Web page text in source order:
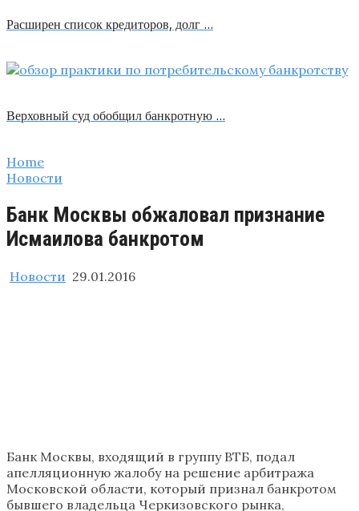
Расширен список кредиторов, долг …
Верховный суд обобщил банкротную …
Home
Новости
Банк Москвы обжаловал признание
Исмаилова банкротом
Новости 29.01.2016
Банк Москвы, входящий в группу ВТБ, подал
апелляционную жалобу на решение арбитража
Московской области, который признал банкротом
бывшего владельца Черкизовского рынка,